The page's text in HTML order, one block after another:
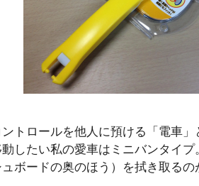
トロールを他人に預ける「電車
したい私の愛車はミニバンタイ
ボードの奥のほう）を拭き取るの